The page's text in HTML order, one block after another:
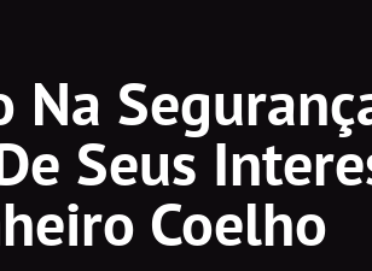
Na
Seus
Coelho